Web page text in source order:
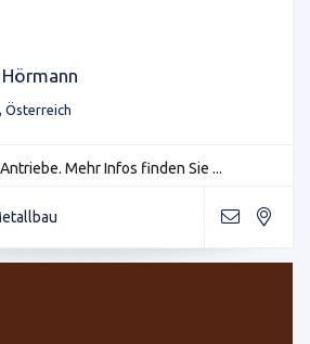
Österreich
Mehr Infos finden Sie ...